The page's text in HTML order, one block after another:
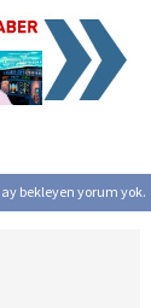
bekleyen yorum yok.